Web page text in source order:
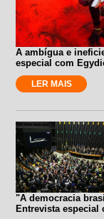
A ambígua e
especial com
LER MAIS
"A democracia
Entrevista especial